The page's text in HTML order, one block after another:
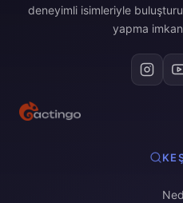
deneyimli isimleriyle
yapma